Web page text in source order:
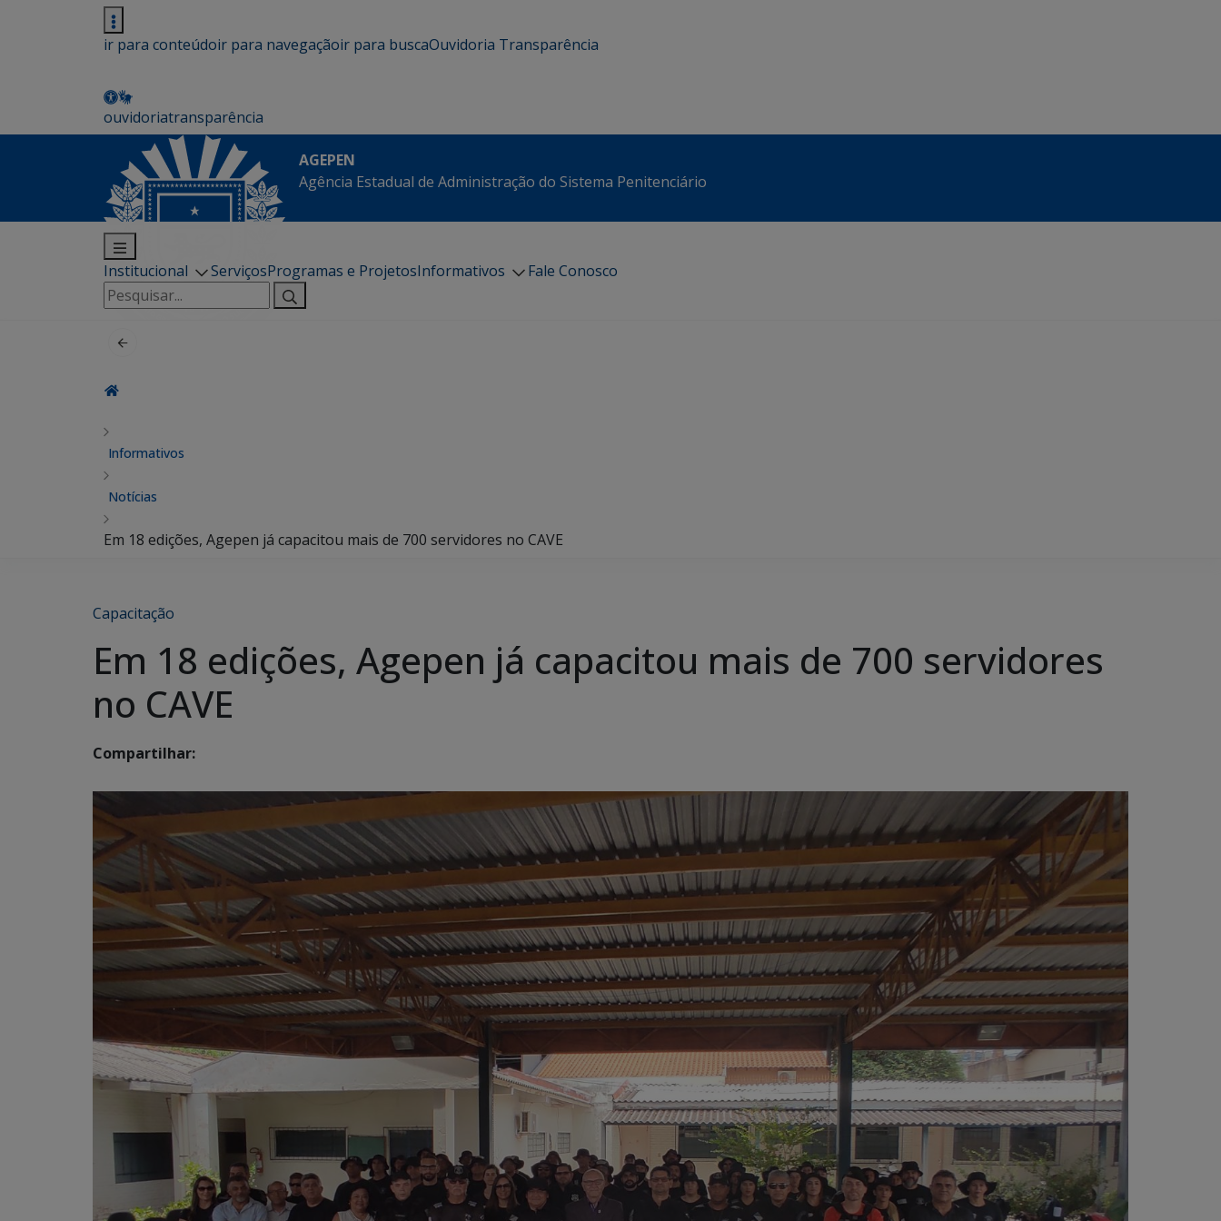
ir para conteúdoir para navegaçãoir para buscaOuvidoria Transparência
ouvidoriatransparência
AGEPEN
Agência Estadual de Administração do Sistema Penitenciário
Institucional ServiçosProgramas e ProjetosInformativos
Fale Conosco
Pesquisar
por:
Informativos
Notícias
Em 18 edições, Agepen já capacitou mais de 700 servidores no CAVE
Capacitação
Em 18 edições, Agepen já capacitou mais de 700 servidores
no CAVE
Compartilhar: